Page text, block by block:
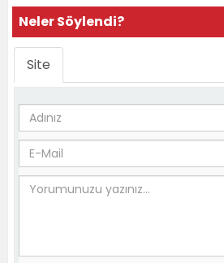
Neler Söylendi?
Site